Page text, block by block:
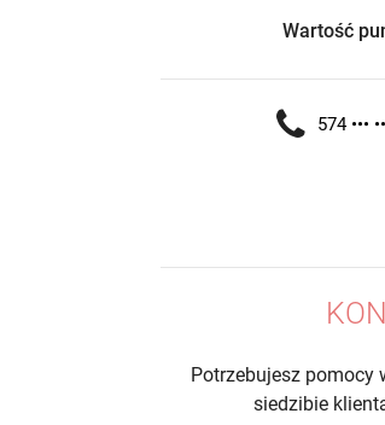
Wartość
574 •••
Potrzebujesz pomocy
siedzibie